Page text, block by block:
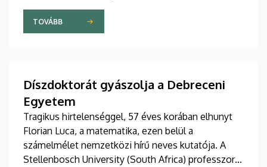
forint támogatást nyert el pályaművével
tudományos munkája folyatásához.
TOVÁBB
Díszdoktorát gyászolja a Debreceni
Egyetem
Tragikus hirtelenséggel, 57 éves korában elhunyt
Florian Luca, a matematika, ezen belül a
számelmélet nemzetközi hírű neves kutatója. A
Stellenbosch University (South Africa) professzorát